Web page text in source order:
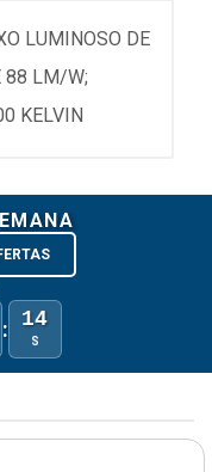
LUMINOSO DE
88 LM/W;
KELVIN
: 14
S